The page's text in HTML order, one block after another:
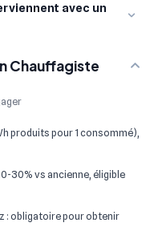
avec un
Chauffagiste
produits pour 1 consommé),
30% vs ancienne, éligible
: obligatoire pour obtenir